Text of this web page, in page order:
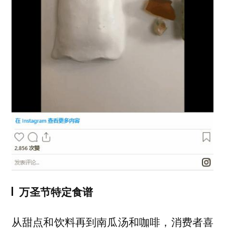
万圣节特定食谱
从甜点和饮料再到南瓜汤和咖啡，消费者喜